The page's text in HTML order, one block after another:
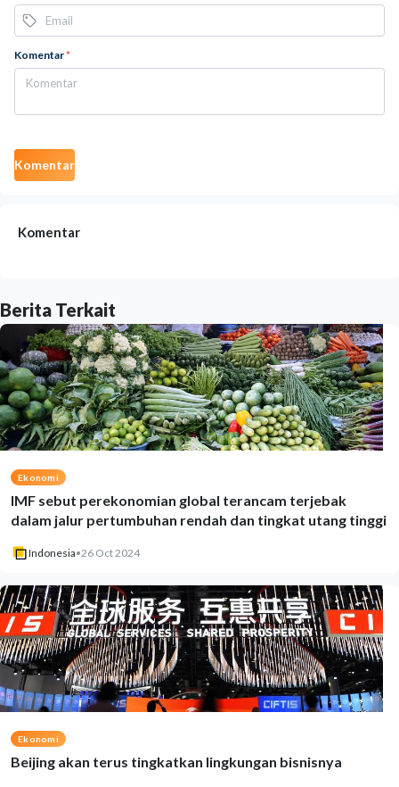
Komentar*
Komentar
Komentar
Berita Terkait
Ekonomi
IMF sebut perekonomian global terancam terjebak
dalam jalur pertumbuhan rendah dan tingkat utang tinggi
Indonesia•26 Oct 2024
Ekonomi
Beijing akan terus tingkatkan lingkungan bisnisnya